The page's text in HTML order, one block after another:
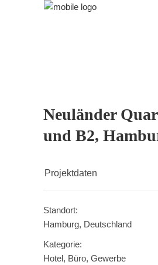
Neuländer
und B2,
Projektdaten
Standort:
Hamburg, Deutschland
Kategorie:
Hotel, Büro, Gewerbe